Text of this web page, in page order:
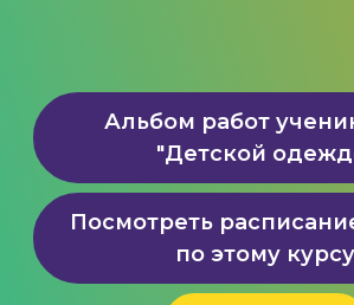
Альбом работ
"Детской
Посмотреть
по этому курсу